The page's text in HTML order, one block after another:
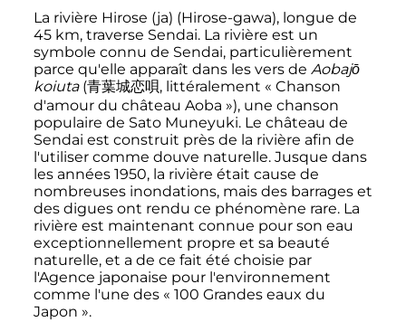
La rivière Hirose (ja) (Hirose-gawa), longue de
45 km, traverse Sendai. La rivière est un
symbole connu de Sendai, particulièrement
parce qu'elle apparaît dans les vers de Aobajō
koiuta (青葉城恋唄, littéralement « Chanson
d'amour du château Aoba »), une chanson
populaire de Sato Muneyuki. Le château de
Sendai est construit près de la rivière afin de
l'utiliser comme douve naturelle. Jusque dans
les années 1950, la rivière était cause de
nombreuses inondations, mais des barrages et
des digues ont rendu ce phénomène rare. La
rivière est maintenant connue pour son eau
exceptionnellement propre et sa beauté
naturelle, et a de ce fait été choisie par
l'Agence japonaise pour l'environnement
comme l'une des « 100 Grandes eaux du
Japon ».